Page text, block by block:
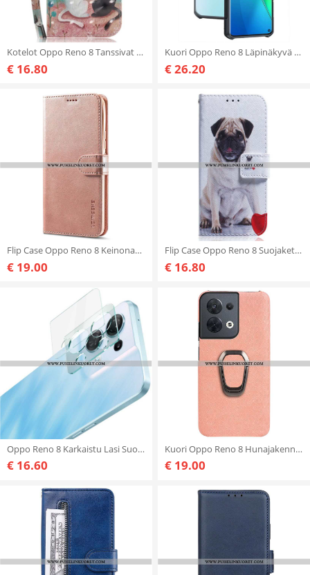
Kotelot Oppo Reno 8 Tanssivat Kissat Kaulanauhan Kanssa
€ 16.80
Kuori Oppo Reno 8 Läpinäkyvä Hybridi
€ 26.20
Flip Case Oppo Reno 8 Keinonahka Lc.imeeke
€ 19.00
Flip Case Oppo Reno 8 Suojaketju Kuori Kaunis Mopsi Hihnassa
€ 16.80
Oppo Reno 8 Karkaistu Lasi Suojalinssi
€ 16.60
Kuori Oppo Reno 8 Hunajakenno Rengastuella
€ 19.00